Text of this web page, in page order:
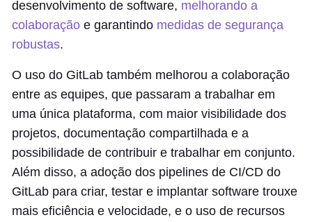
desenvolvimento de software, melhorando a
colaboração e garantindo medidas de segurança
robustas.
O uso do GitLab também melhorou a colaboração
entre as equipes, que passaram a trabalhar em
uma única plataforma, com maior visibilidade dos
projetos, documentação compartilhada e a
possibilidade de contribuir e trabalhar em conjunto.
Além disso, a adoção dos pipelines de CI/CD do
GitLab para criar, testar e implantar software trouxe
mais eficiência e velocidade, e o uso de recursos